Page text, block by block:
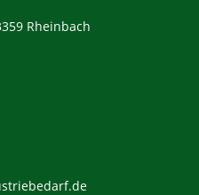
Rheinbach
Opens